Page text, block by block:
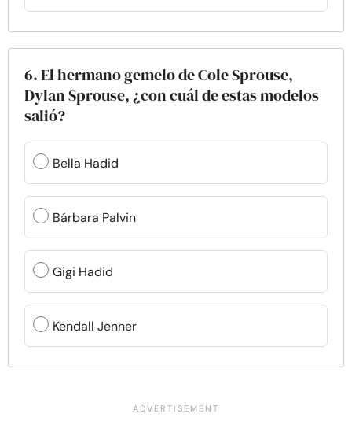
6. El hermano gemelo de Cole Sprouse,
Dylan Sprouse, ¿con cuál de estas modelos
salió?
Bella Hadid
Bárbara Palvin
Gigi Hadid
Kendall Jenner